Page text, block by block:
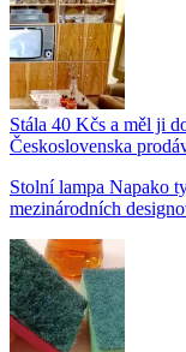
Stála 40 Kčs a měl ji
Československa
Stolní lampa Napako
mezinárodních